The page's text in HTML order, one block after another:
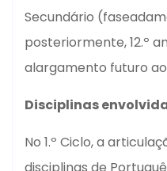
Secundário
posteriormente, 12.º
alargamento futuro ao
Disciplinas
No 1.º Ciclo, a